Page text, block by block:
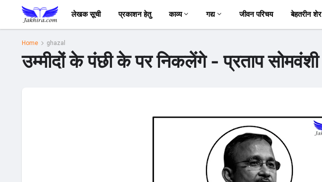
लेखक सूची प्रकाशन हेतु काव्य गद्य जीवन परिचय बेहतरीन शेर
Home ghazal
उम्मीदों के पंछी के पर निकलेंगे - प्रताप सोमवंशी